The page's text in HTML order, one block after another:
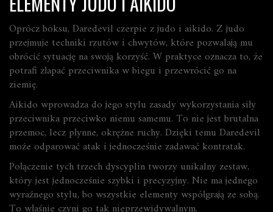
Oprócz boksu, Daredevil czerpie z judo i aikido. Z judo
przejmuje techniki rzutów i chwytów, które pozwalają mu
obrócić sytuację na swoją korzyść. W praktyce oznacza to, że
potrafi złapać przeciwnika w biegu i przewrócić go na
ziemię.
Aikido wprowadza do jego stylu zasady wykorzystania siły
przeciwnika przeciwko niemu samemu. To nie jest brutalna
przemoc, lecz płynne, okrężne ruchy. Dzięki temu Daredevil
może odparować atak i jednocześnie zadawać kontratak.
Połączenie tych trzech dyscyplin tworzy unikalny zestaw,
który jest jednocześnie szybki i precyzyjny. Nie ma jednego
wyraźnego stylu, bo wszystkie elementy współgrają ze sobą.